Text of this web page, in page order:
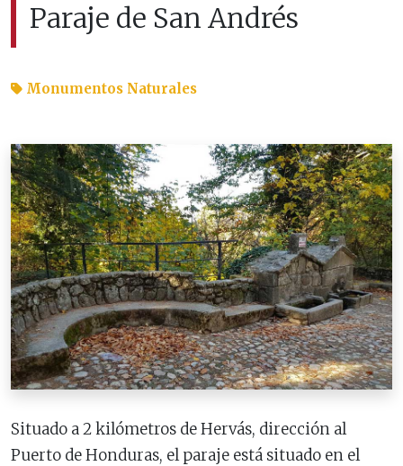
Paraje de San Andrés
Monumentos Naturales
Situado a 2 kilómetros de Hervás, dirección al
Puerto de Honduras, el paraje está situado en el